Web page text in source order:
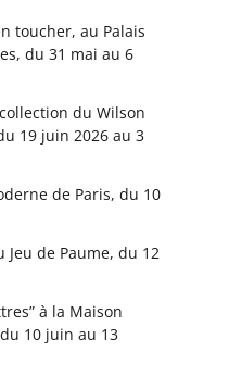
toucher, au Palais
du 31 mai au 6
du Wilson
19 juin 2026 au 3
de Paris, du 10
Jeu de Paume, du 12
à la Maison
10 juin au 13